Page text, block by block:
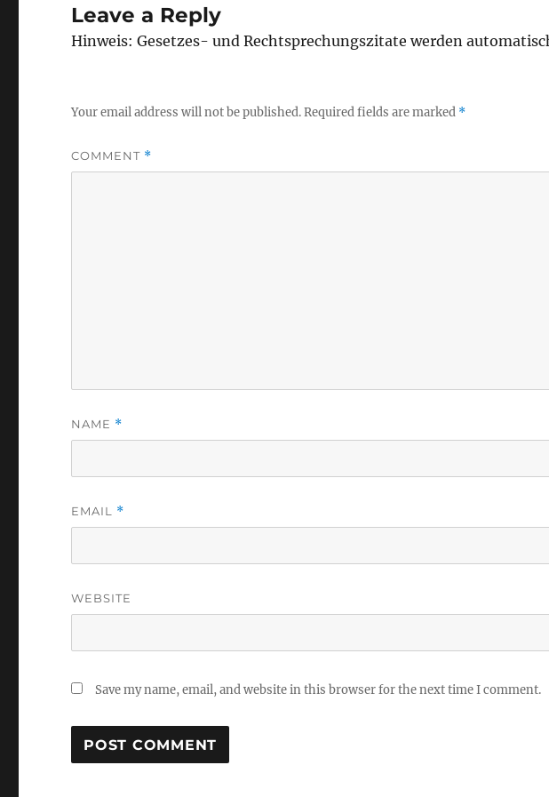
Leave a Reply
Hinweis: Gesetzes- und Rechtsprechungszitate werden
Your email address will not be published.Required fields are marked *
COMMENT *
NAME *
EMAIL *
WEBSITE
Save my name, email, and website in this browser for the next time I comment.